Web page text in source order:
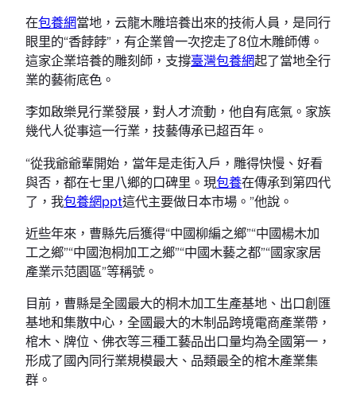
在包養網當地，云龍木雕培養出來的技術人員，是同行
眼里的“香餑餑”，有企業曾一次挖走了8位木雕師傅。
這家企業培養的雕刻師，支撐臺灣包養網起了當地全行
業的藝術底色。
李如啟樂見行業發展，對人才流動，他自有底氣。家族
幾代人從事這一行業，技藝傳承已超百年。
“從我爺爺輩開始，當年是走街入戶，雕得快慢、好看
與否，都在七里八鄉的口碑里。現包養在傳承到第四代
了，我包養網ppt這代主要做日本市場。”他說。
近些年來，曹縣先后獲得“中國柳編之鄉”“中國楊木加
工之鄉”“中國泡桐加工之鄉”“中國木藝之都”“國家家居
產業示范園區”等稱號。
目前，曹縣是全國最大的桐木加工生產基地、出口創匯
基地和集散中心，全國最大的木制品跨境電商產業帶，
棺木、牌位、佛衣等三種工藝品出口量均為全國第一，
形成了國內同行業規模最大、品類最全的棺木產業集
群。